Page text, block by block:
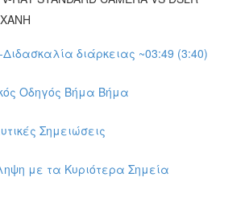
Διδασκαλία διάρκειας ~03:49 (3:40)
Οδηγός Βήμα Βήμα
Σημειώσεις
με τα Κυριότερα Σημεία